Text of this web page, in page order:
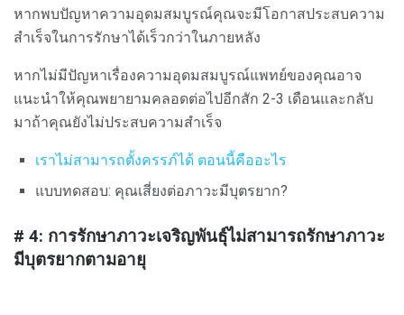
หากพบปัญหาความอุดมสมบูรณ์คุณจะมีโอกาสประสบความ
สำเร็จในการรักษาได้เร็วกว่าในภายหลัง
หากไม่มีปัญหาเรื่องความอุดมสมบูรณ์แพทย์ของคุณอาจ
แนะนำให้คุณพยายามคลอดต่อไปอีกสัก 2-3 เดือนและกลับ
มาถ้าคุณยังไม่ประสบความสำเร็จ
เราไม่สามารถตั้งครรภ์ได้ ตอนนี้คืออะไร
แบบทดสอบ: คุณเสี่ยงต่อภาวะมีบุตรยาก?
# 4: การรักษาภาวะเจริญพันธุ์ไม่สามารถรักษาภาวะ
มีบุตรยากตามอายุ